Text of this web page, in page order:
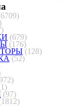
(679)
(176)
(128)
(52)
(97)